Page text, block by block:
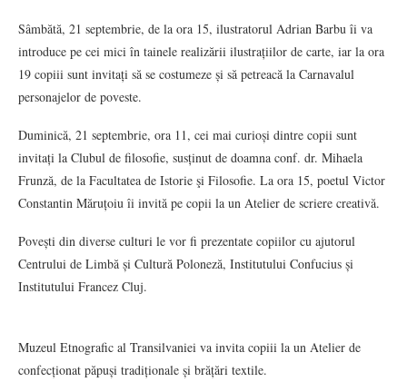
Sâmbătă, 21 septembrie, de la ora 15, ilustratorul Adrian Barbu îi va
introduce pe cei mici în tainele realizării ilustrațiilor de carte, iar la ora
19 copiii sunt invitați să se costumeze și să petreacă la Carnavalul
personajelor de poveste.
Duminică, 21 septembrie, ora 11, cei mai curioși dintre copii sunt
invitați la Clubul de filosofie, susținut de doamna conf. dr. Mihaela
Frunză, de la Facultatea de Istorie şi Filosofie. La ora 15, poetul Victor
Constantin Măruțoiu îi invită pe copii la un Atelier de scriere creativă.
Povești din diverse culturi le vor fi prezentate copiilor cu ajutorul
Centrului de Limbă și Cultură Poloneză, Institutului Confucius și
Institutului Francez Cluj.
Muzeul Etnografic al Transilvaniei va invita copiii la un Atelier de
confecționat păpuși tradiționale și brățări textile.